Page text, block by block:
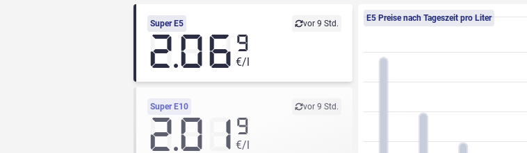
Super E5 vor 9 Std.
2.06 9
€/l
Super E10 vor 9 Std.
2.01 9
€/l
E5 Preise nach Tageszeit pro Liter